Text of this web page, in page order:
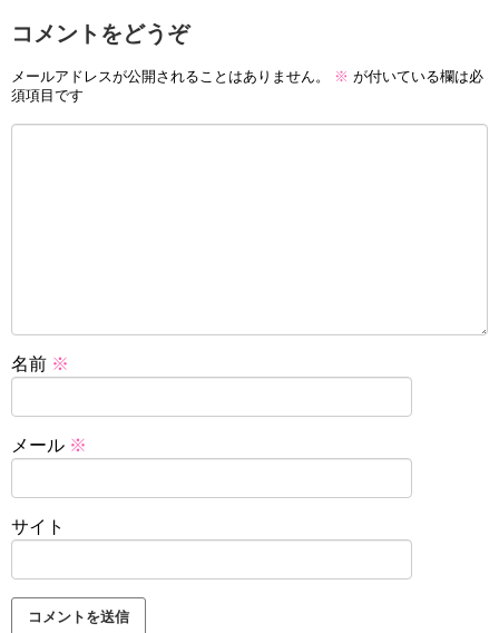
コメントをどうぞ
メールアドレスが公開されることはありません。 ※ が付いている欄は必
須項目です
名前 ※
メール ※
サイト